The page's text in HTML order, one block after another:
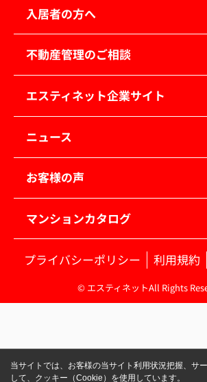
入居者の方へ
不動産管理のご相談
エスティネット企業サイト
ニュース
お客様の声
マンションカタログ
プライバシーポリシー 利用規約
© エスティネットAll Rights
当サイトでは、お客様の当サイト利用状況把握、サ
して、クッキー（Cookie）を使用しています。